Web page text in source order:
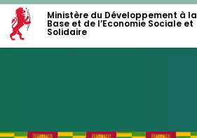
Ministère du Développement à la
Base et de l’Economie Sociale et
Solidaire